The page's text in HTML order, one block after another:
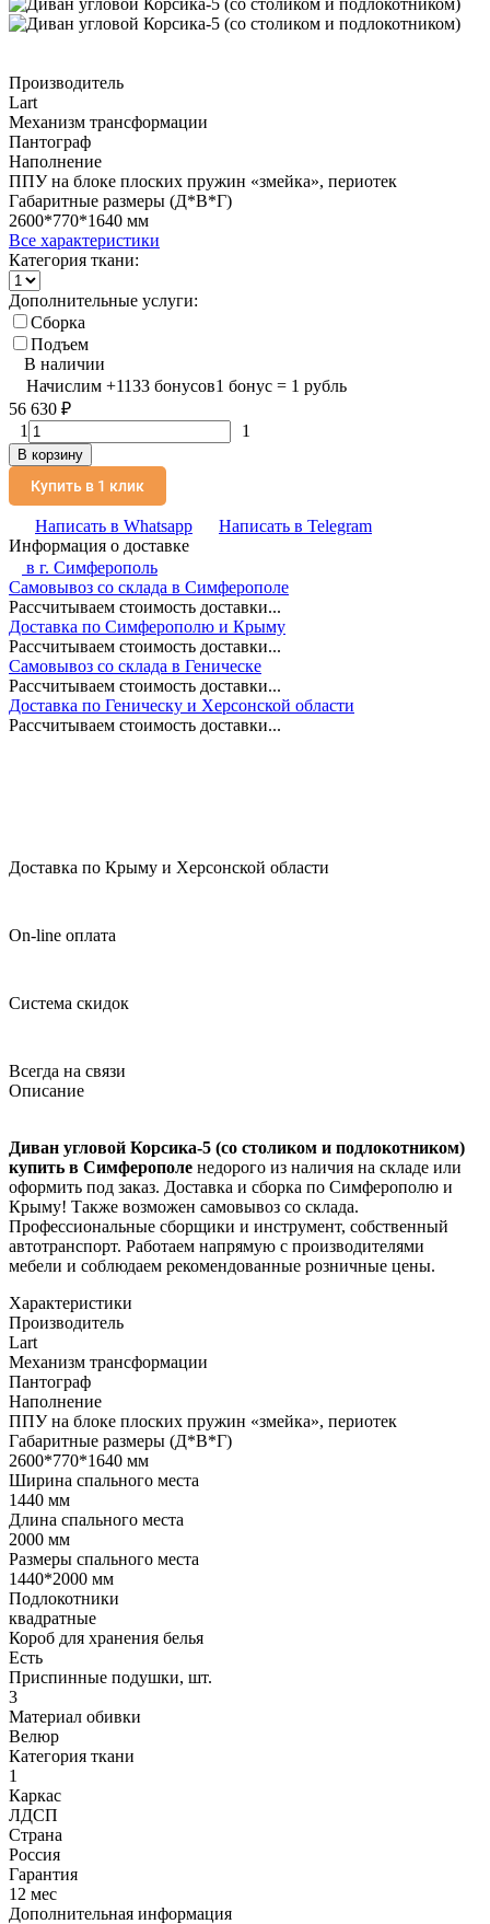
Производитель
Lart
Механизм трансформации
Пантограф
Наполнение
ППУ на блоке плоских пружин «змейка», периотек
Габаритные размеры (Д*В*Г)
2600*770*1640 мм
Все характеристики
Категория ткани:
Дополнительные услуги:
Сборка
Подъем
В наличии
Начислим +1133 бонусов1 бонус = 1 рубль
56 630 ₽
1
1
В корзину
Купить в 1 клик
Написать в Whatsapp
Написать в Telegram
Информация о доставке
в г. Симферополь
Самовывоз со склада в Симферополе
Рассчитываем стоимость доставки...
Доставка по Симферополю и Крыму
Рассчитываем стоимость доставки...
Самовывоз со склада в Геническе
Рассчитываем стоимость доставки...
Доставка по Геническу и Херсонской области
Рассчитываем стоимость доставки...
Доставка по Крыму и Херсонской области
On-line оплата
Система скидок
Всегда на связи
Описание
Диван угловой Корсика-5 (со столиком и подлокотником)
купить в Симферополе недорого из наличия на складе или
оформить под заказ. Доставка и сборка по Симферополю и
Крыму! Также возможен самовывоз со склада.
Профессиональные сборщики и инструмент, собственный
автотранспорт. Работаем напрямую с производителями
мебели и соблюдаем рекомендованные розничные цены.
Характеристики
Производитель
Lart
Механизм трансформации
Пантограф
Наполнение
ППУ на блоке плоских пружин «змейка», периотек
Габаритные размеры (Д*В*Г)
2600*770*1640 мм
Ширина спального места
1440 мм
Длина спального места
2000 мм
Размеры спального места
1440*2000 мм
Подлокотники
квадратные
Короб для хранения белья
Есть
Приспинные подушки, шт.
3
Материал обивки
Велюр
Категория ткани
1
Каркас
ЛДСП
Страна
Россия
Гарантия
12 мес
Дополнительная информация